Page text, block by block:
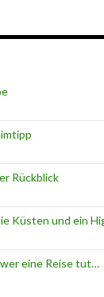
Rückblick
Küsten und ein
eine Reise tut…